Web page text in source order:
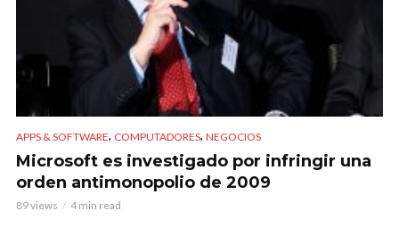
APPS & SOFTWARE, COMPUTADORES, NEGOCIOS
Microsoft es investigado por infringir una
orden antimonopolio de 2009
89 views 4 min read